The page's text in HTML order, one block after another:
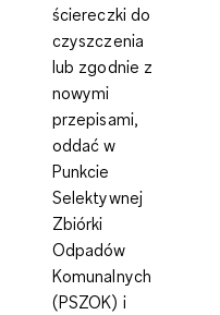
ściereczki do
czyszczenia
lub zgodnie z
nowymi
przepisami,
oddać w
Punkcie
Selektywnej
Zbiórki
Odpadów
Komunalnych
(PSZOK) i